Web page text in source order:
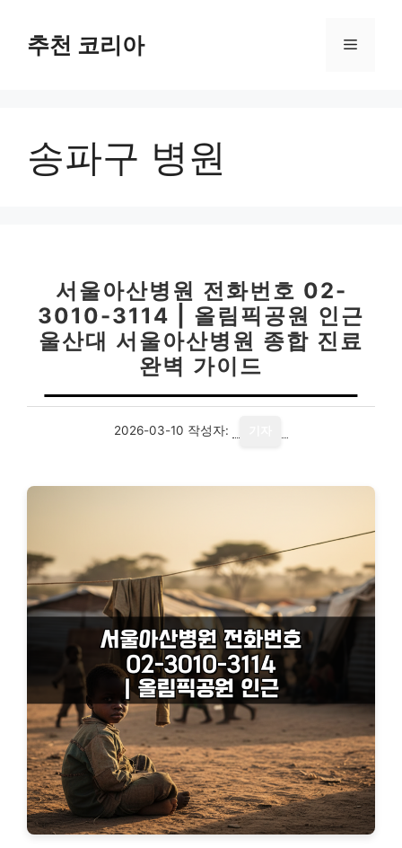
추천 코리아 메
송파구 병원
서울아산병원 전화번호 02-
3010-3114 | 올림픽공원 인근
울산대 서울아산병원 종합 진료
완벽 가이드
2026-03-10 작성자: